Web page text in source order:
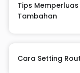
Tips
Tambahan
Cara Setting